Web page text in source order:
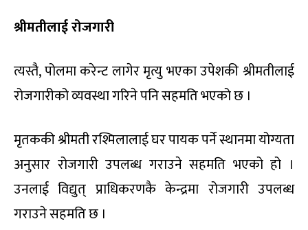
श्रीमतीलाई रोजगारी
त्यस्तै, पोलमा करेन्ट लागेर मृत्यु भएका उपेशकी श्रीमतीलाई
रोजगारीको व्यवस्था गरिने पनि सहमति भएको छ ।
मृतककी श्रीमती रश्मिलालाई घर पायक पर्ने स्थानमा योग्यता
अनुसार रोजगारी उपलब्ध गराउने सहमति भएको हो ।
उनलाई विद्युत् प्राधिकरणकै केन्द्रमा रोजगारी उपलब्ध
गराउने सहमति छ ।